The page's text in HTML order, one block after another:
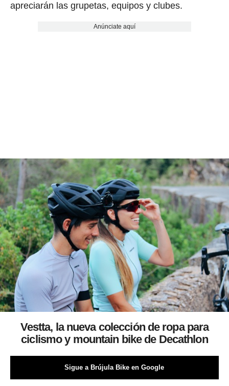
apreciarán las grupetas, equipos y clubes.
Anúnciate aquí
Vestta, la nueva colección de ropa para
ciclismo y mountain bike de Decathlon
Sigue a Brújula Bike en Google